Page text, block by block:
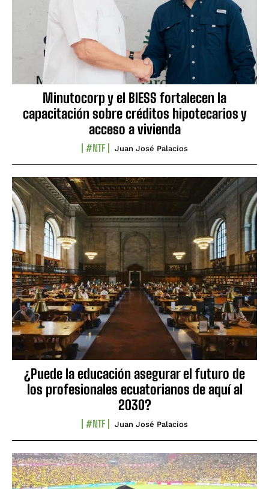
Minutocorp y el BIESS fortalecen la
capacitación sobre créditos hipotecarios y
acceso a vivienda
#NTF Juan José Palacios
¿Puede la educación asegurar el futuro de
los profesionales ecuatorianos de aquí al
2030?
#NTF Juan José Palacios